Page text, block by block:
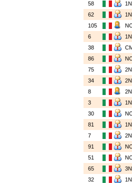
58
1N
62
1N
105
6
1N
38
86
75
2N
34
2N
8
2N
3
1N
30
81
1N
7
2N
91
51
65
3N
32
1N